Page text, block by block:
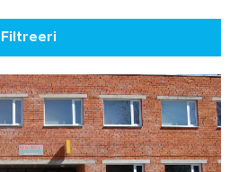
Filtreeri